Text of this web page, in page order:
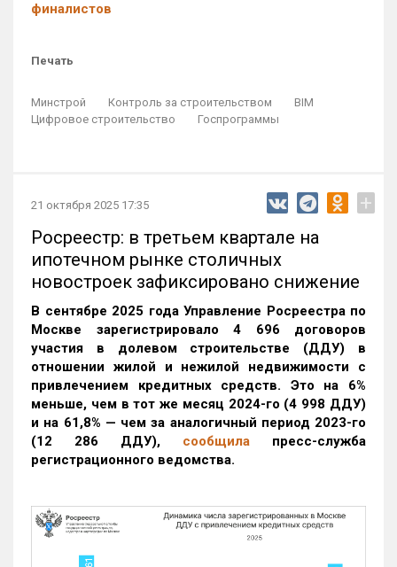
финалистов
Печать
Минстрой Контроль за строительством
BIM
Цифровое строительство
Госпрограммы
21 октября 2025 17:35 +
Росреестр: в третьем квартале на
ипотечном рынке столичных
новостроек зафиксировано снижение
В сентябре 2025 года Управление Росреестра по
Москве зарегистрировало 4 696 договоров
участия в долевом строительстве (ДДУ) в
отношении жилой и нежилой недвижимости с
привлечением кредитных средств. Это на 6%
меньше, чем в тот же месяц 2024-го (4 998 ДДУ)
и на 61,8% — чем за аналогичный период 2023-го
(12 286 ДДУ), сообщила пресс-служба
регистрационного ведомства.